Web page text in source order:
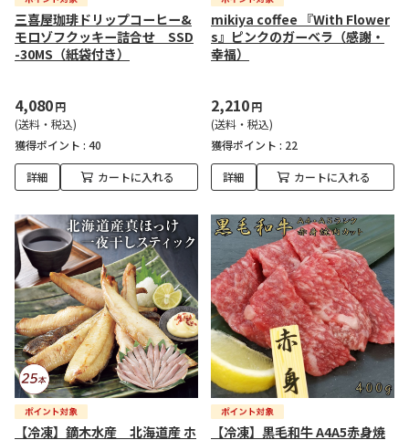
三喜屋珈琲ドリップコーヒー&
モロゾフクッキー詰合せ SSD
-30MS（紙袋付き）
4,080円
(送料・税込)
獲得ポイント : 40
詳細 カートに入れる
mikiya coffee 『With Flower
s』ピンクのガーベラ（感謝・
幸福）
2,210円
(送料・税込)
獲得ポイント : 22
詳細 カートに入れる
【冷凍】鏑木水産 北海道産 ホ 【冷凍】黒毛和牛 A4A5赤身焼